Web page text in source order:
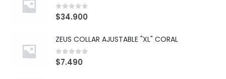
0out of 5
$34.900
ZEUS COLLAR AJUSTABLE "XL" CORAL
0out of 5
$7.490